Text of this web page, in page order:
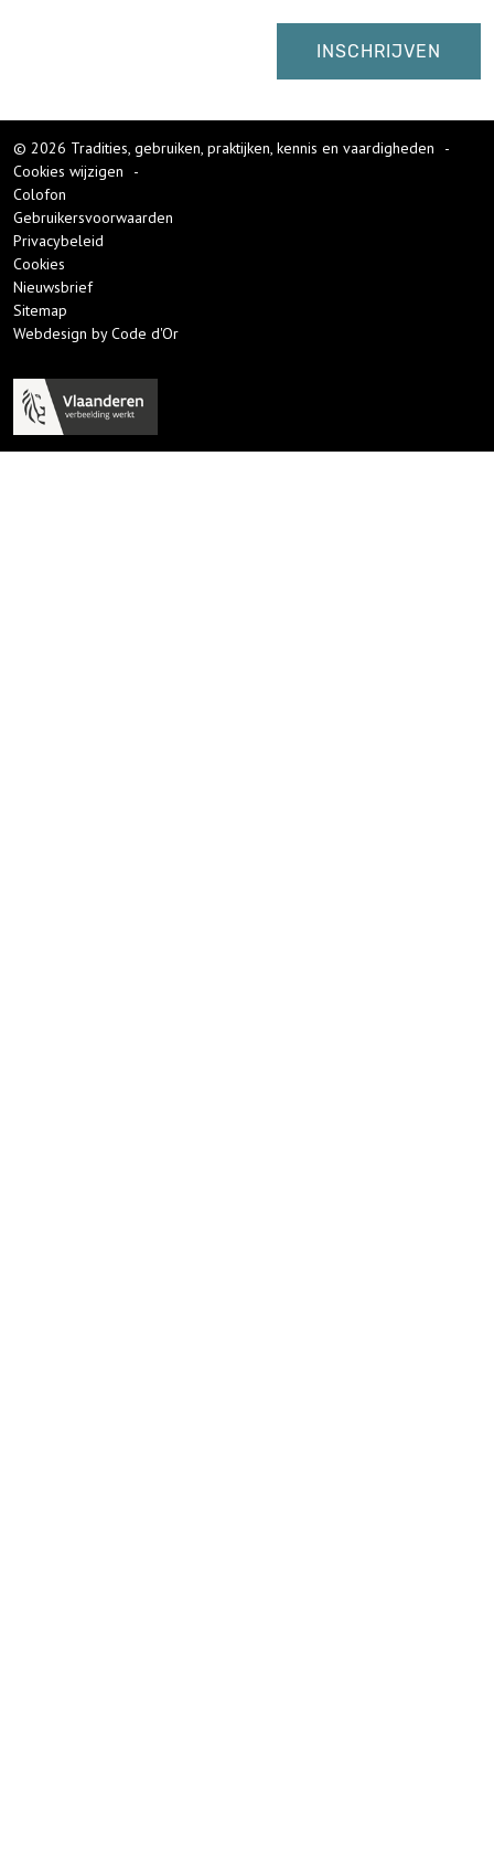
© 2026 Tradities, gebruiken, praktijken, kennis en vaardigheden
-
Cookies wijzigen
-
Colofon
Gebruikersvoorwaarden
Privacybeleid
Cookies
Nieuwsbrief
Sitemap
Webdesign by Code d'Or